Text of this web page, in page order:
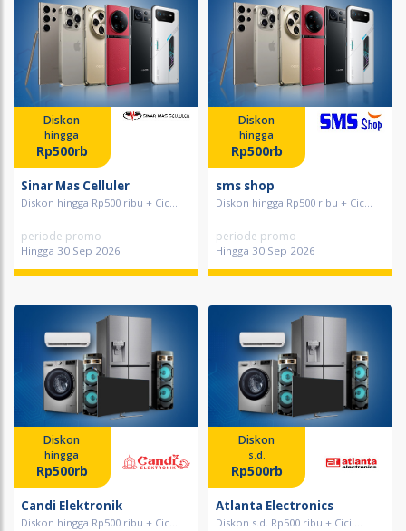
Diskon
hingga
Rp500rb
Sinar Mas Celluler
Diskon hingga Rp500 ribu + Cic...
periode promo
Hingga 30 Sep 2026
Diskon
hingga
Rp500rb
sms shop
Diskon hingga Rp500 ribu + Cic...
periode promo
Hingga 30 Sep 2026
Diskon
hingga
Rp500rb
Candi Elektronik
Diskon hingga Rp500 ribu + Cic...
Diskon
s.d.
Rp500rb
Atlanta Electronics
Diskon s.d. Rp500 ribu + Cicil...